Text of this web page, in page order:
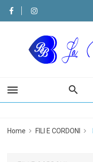
menu
Home FILI E CORDONI